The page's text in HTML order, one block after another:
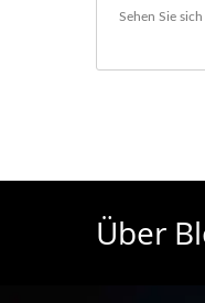
Sehen Sie
Über